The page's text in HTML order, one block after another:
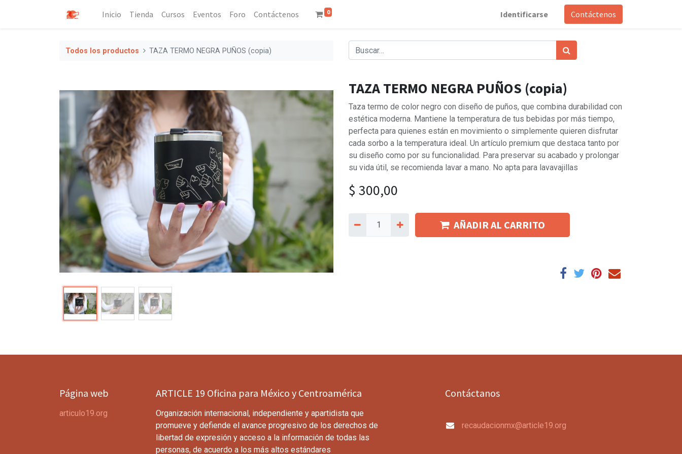
Inicio Tienda Cursos Eventos Foro Contáctenos 0 Identificarse Contáctenos
Todos los productos TAZA TERMO NEGRA PUÑOS (copia)
TAZA TERMO NEGRA PUÑOS (copia)
Taza termo de color negro con diseño de puños, que combina durabilidad con
estética moderna. Mantiene la temperatura de tus bebidas por más tiempo,
perfecta para quienes están en movimiento o simplemente quieren disfrutar
cada sorbo a la temperatura ideal. Un artículo premium que destaca tanto por
su diseño como por su funcionalidad. Para preservar su acabado y prolongar
su vida útil, se recomienda lavar a mano. No apta para lavavajillas
$ 300,00
AÑADIR AL CARRITO
Página web
articulo19.org
ARTICLE 19 Oficina para México y Centroamérica
Organización internacional, independiente y apartidista que
promueve y defiende el avance progresivo de los derechos de
libertad de expresión y acceso a la información de todas las
personas, de acuerdo a los más altos estándares
Contáctanos
recaudacionmx@article19.org